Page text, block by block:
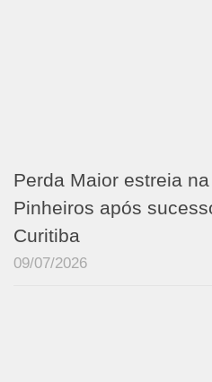
Perda Maior estreia
Pinheiros após
Curitiba
09/07/2026